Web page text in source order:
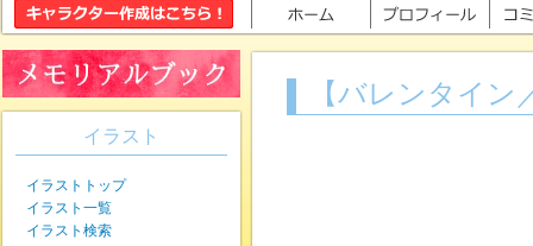
【バレンタイ
イラスト
イラストトップ
イラスト一覧
イラスト検索